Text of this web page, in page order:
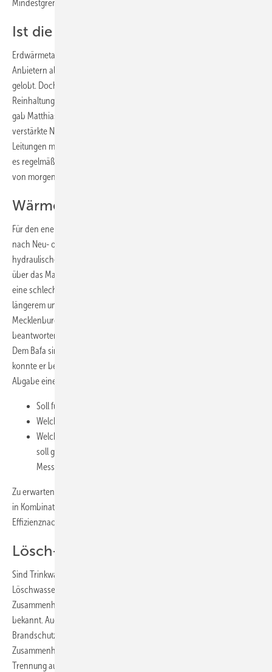
Mindestgrenze realisieren.
Ist die kühle Luft auch sauber?
Erdwärmetauscher in Verbindung mit Lüftungsanlagen werden von
Anbietern als natürliche, energiesparende Komponenten hoch
gelobt. Doch wenn man mehr erfahren möchte über Wartung bzw.
Reinhaltung dieser Bauteile, nehme die Auskunftsfreude deutlich ab,
gab Matthias Wagnitz seine Erfahrungen weiter. Er sagte eine
verstärkte Nachfrage für die Zukunft voraus, warnte allerdings: „Die
Leitungen müssen zugänglich bleiben! Feuchte, Laub und Schmutz gilt
es regelmäßig zu entfernen, sonst ist dies der hygienische Problemfall
von morgen für den Fachbetrieb!“
Wärmepumpen und ihre Effizienz
Für den energieeffizienten Einsatz von Wärmepumpen werden je
nach Neu- oder Altbau bestimmte Jahresarbeitszahlen (einschließlich
hydraulischer Abgleich) vorausgesetzt – sonst gibt es keine Förderung
über das Marktanreizprogramm. Was aber ist, wenn sich nachträglich
eine schlechtere Jahresarbeitszahl herausstellen sollte? Diese seit
längerem ungeklärte Frage konnte Thorsten Rabe (Fachverband SHK
Mecklenburg-Vorpommern) durch Gespräche mit dem Bafa
beantworten. „Man wird deshalb keine Fördergelder zurückfordern.
Dem Bafa sind die Angaben primär zu statistischen Zwecken wichtig“,
konnte er beruhigen. Allerdings gebe es andere Fragen, die vor
Abgabe eines Angebotes geklärt werden müssten:
Soll für die neue WP-Anlage ein Bafa-Antrag gestellt werden?
Welches Heizsystem soll der WP nachgeschaltet werden?
Welcher Typ Wärmemengenzähler (Ultraschall: ca. 500 Euro)
soll gewählt werden? An welcher Stelle lässt sich dieses
Messgerät mit der WP kombinieren?
Zu erwarten ist, dass das Bafa ab Anfang 2009 nur noch Fördergelder
in Kombination mit einem Wärmemengenzähler freigibt, damit ein
Effizienznachweis der WP-Anlage möglich ist.
Lösch- und Trinkwasser trennen
Sind Trinkwassersysteme nicht strikt getrennt von
Löschwasserleitungen, droht Gefahr durch Verkeimung. Die
Zusammenhänge sind unter Planern und Praktikern hinlänglich
bekannt. Auch die neue DIN 1988-60 Feuerlösch- und
Brandschutzanlagen (derzeit im Gelbdruck) wird diesen
Zusammenhängen Rechnung tragen und Wege für eine strikte
Trennung aufzeigen.